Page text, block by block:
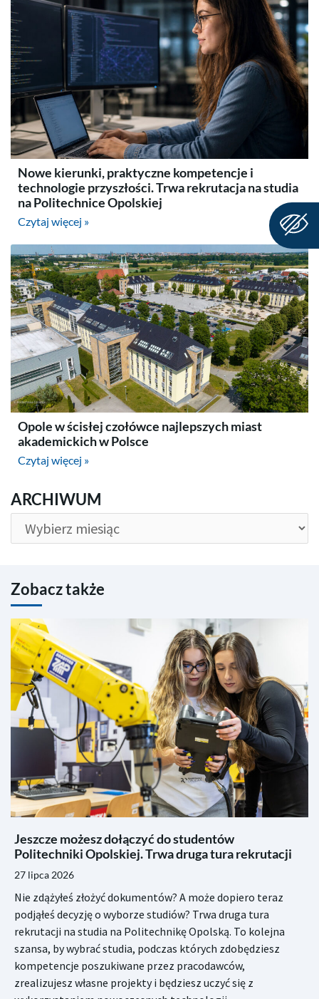
Nowe kierunki, praktyczne kompetencje i
technologie przyszłości. Trwa rekrutacja na studia
na Politechnice Opolskiej
Czytaj więcej »
Opole w ścisłej czołówce najlepszych miast
akademickich w Polsce
Czytaj więcej »
ARCHIWUM
ARCHIWUM
Zobacz także
Jeszcze możesz dołączyć do studentów
Politechniki Opolskiej. Trwa druga tura rekrutacji
27 lipca 2026
Nie zdążyłeś złożyć dokumentów? A może dopiero teraz
podjąłeś decyzję o wyborze studiów? Trwa druga tura
rekrutacji na studia na Politechnikę Opolską. To kolejna
szansa, by wybrać studia, podczas których zdobędziesz
kompetencje poszukiwane przez pracodawców,
zrealizujesz własne projekty i będziesz uczyć się z